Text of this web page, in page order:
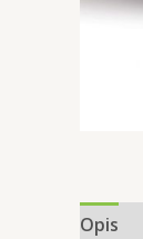
Opis